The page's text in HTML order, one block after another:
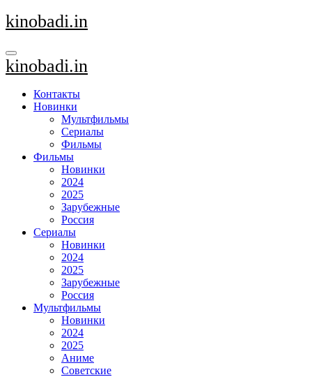
Перейти
к
kinobadi.in
kinobadi.in
Контакты
Новинки
Мультфильмы
Сериалы
Фильмы
Фильмы
Новинки
2024
2025
Зарубежные
Россия
Сериалы
Новинки
2024
2025
Зарубежные
Россия
Мультфильмы
Новинки
2024
2025
Аниме
Советские